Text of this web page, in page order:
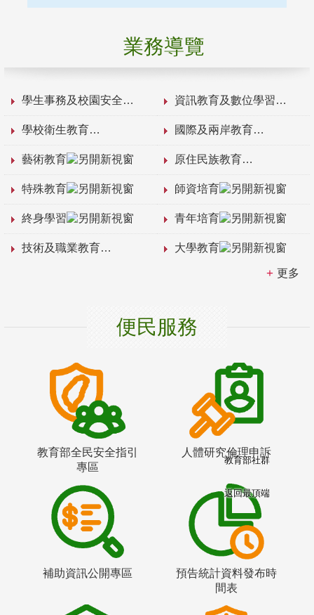
業務導覽
學生事務及校園安全 資訊教育及數位學習
學校衛生教育 國際及兩岸教育
藝術教育 原住民族教育
特殊教育 師資培育
終身學習 青年培育
技術及職業教育 大學教育
更多
便民服務
教育部全民安全指引
專區
人體研究倫理申訴
補助資訊公開專區
預告統計資料發布時
間表
教育部社群
返回最頂端